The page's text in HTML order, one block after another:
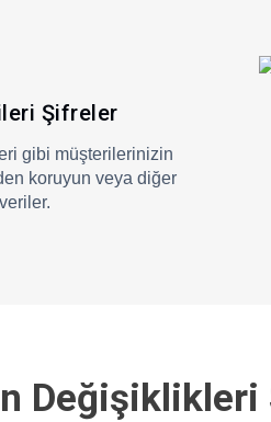
Şifreler
gibi müşterilerinizin
koruyun veya diğer
Değişiklikleri